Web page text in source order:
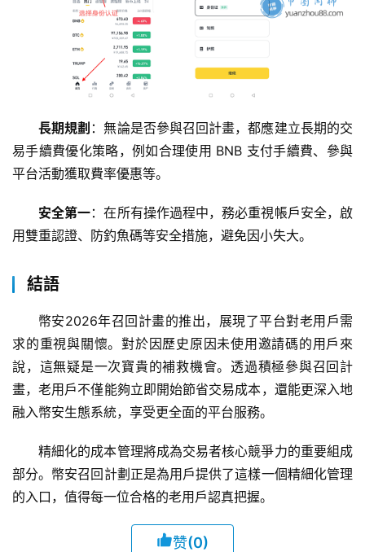
長期規劃 ：無論是否參與召回計畫，都應建立長期的交
易手續費優化策略，例如合理使用 BNB 支付手續費、參與
平台活動獲取費率優惠等。
安全第一：在所有操作過程中，務必重視帳戶安全，啟
用雙重認證、防釣魚碼等安全措施，避免因小失大。
結語
幣安2026年召回計畫的推出，展現了平台對老用戶需
求的重視與關懷。對於因歷史原因未使用邀請碼的用戶來
說，這無疑是一次寶貴的補救機會。透過積極參與召回計
畫，老用戶不僅能夠立即開始節省交易成本，還能更深入地
融入幣安生態系統，享受更全面的平台服務。
精細化的成本管理將成為交易者核心競爭力的重要組成
部分。幣安召回計劃正是為用戶提供了這樣一個精細化管理
的入口，值得每一位合格的老用戶認真把握。
赞(0)